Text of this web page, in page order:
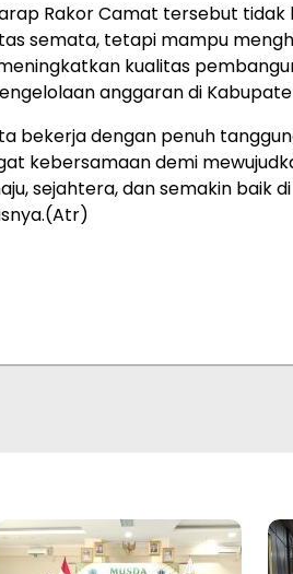
Rakor Camat tersebut tidak
semata, tetapi mampu
kualitas
anggaran di
bekerja dengan penuh
kebersamaan demi
sejahtera, dan semakin baik